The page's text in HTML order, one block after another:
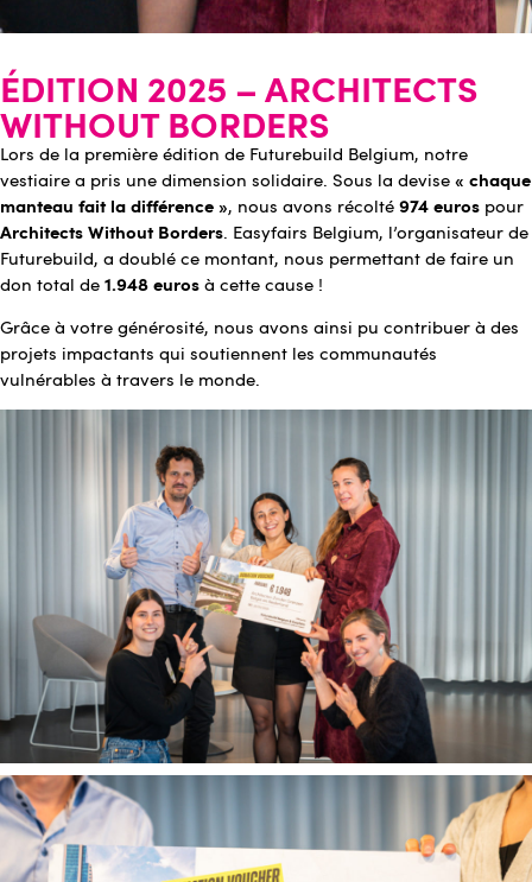
ÉDITION 2025 – ARCHITECTS
WITHOUT BORDERS
Lors de la première édition de Futurebuild Belgium, notre
vestiaire a pris une dimension solidaire. Sous la devise « chaque
manteau fait la différence », nous avons récolté 974 euros pour
Architects Without Borders. Easyfairs Belgium, l’organisateur de
Futurebuild, a doublé ce montant, nous permettant de faire un
don total de 1.948 euros à cette cause !
Grâce à votre générosité, nous avons ainsi pu contribuer à des
projets impactants qui soutiennent les communautés
vulnérables à travers le monde.